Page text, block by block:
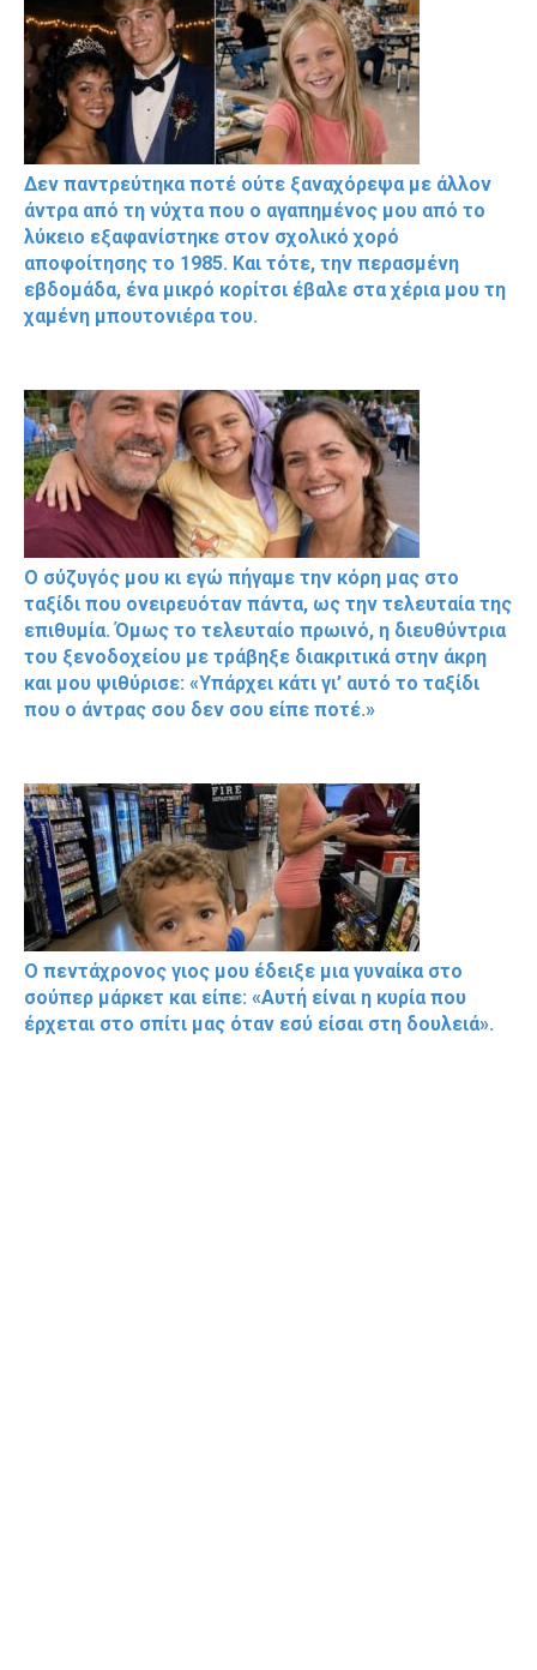
Δεν παντρεύτηκα ποτέ ούτε ξαναχόρεψα με άλλον
άντρα από τη νύχτα που ο αγαπημένος μου από το
λύκειο εξαφανίστηκε στον σχολικό χορό
αποφοίτησης το 1985. Και τότε, την περασμένη
εβδομάδα, ένα μικρό κορίτσι έβαλε στα χέρια μου τη
χαμένη μπουτονιέρα του.
Ο σύζυγός μου κι εγώ πήγαμε την κόρη μας στο
ταξίδι που ονειρευόταν πάντα, ως την τελευταία της
επιθυμία. Όμως το τελευταίο πρωινό, η διευθύντρια
του ξενοδοχείου με τράβηξε διακριτικά στην άκρη
και μου ψιθύρισε: «Υπάρχει κάτι γι’ αυτό το ταξίδι
που ο άντρας σου δεν σου είπε ποτέ.»
Ο πεντάχρονος γιος μου έδειξε μια γυναίκα στο
σούπερ μάρκετ και είπε: «Αυτή είναι η κυρία που
έρχεται στο σπίτι μας όταν εσύ είσαι στη δουλειά».